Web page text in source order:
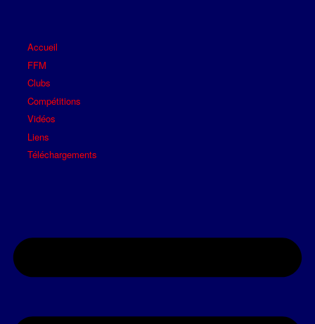
Accueil
FFM
Clubs
Compétitions
Vidéos
Liens
Téléchargements